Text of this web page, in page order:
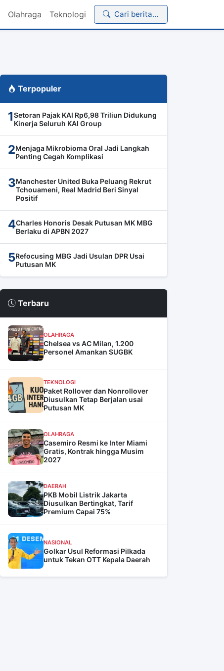
Olahraga Teknologi Cari berita…
Terpopuler
1Setoran Pajak KAI Rp6,98 Triliun Didukung
Kinerja Seluruh KAI Group
2Menjaga Mikrobioma Oral Jadi Langkah
Penting Cegah Komplikasi
3Manchester United Buka Peluang Rekrut
Tchouameni, Real Madrid Beri Sinyal
Positif
4Charles Honoris Desak Putusan MK MBG
Berlaku di APBN 2027
5Refocusing MBG Jadi Usulan DPR Usai
Putusan MK
Terbaru
OLAHRAGA
Chelsea vs AC Milan, 1.200
Personel Amankan SUGBK
TEKNOLOGI
Paket Rollover dan Nonrollover
Diusulkan Tetap Berjalan usai
Putusan MK
OLAHRAGA
Casemiro Resmi ke Inter Miami
Gratis, Kontrak hingga Musim
2027
DAERAH
PKB Mobil Listrik Jakarta
Diusulkan Bertingkat, Tarif
Premium Capai 75%
NASIONAL
Golkar Usul Reformasi Pilkada
untuk Tekan OTT Kepala Daerah